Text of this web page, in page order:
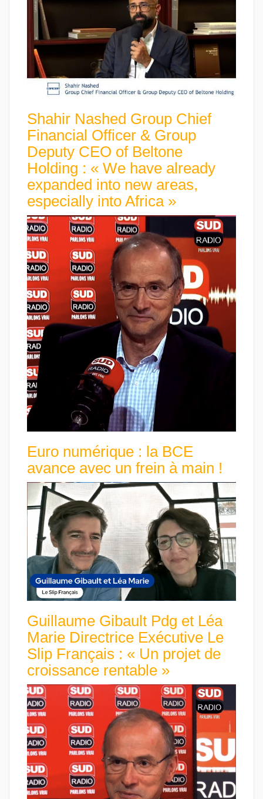
Shahir Nashed Group Chief
Financial Officer & Group
Deputy CEO of Beltone
Holding : « We have already
expanded into new areas,
especially into Africa »
Euro numérique : la BCE
avance avec un frein à main !
Guillaume Gibault Pdg et Léa
Marie Directrice Exécutive Le
Slip Français : « Un projet de
croissance rentable »